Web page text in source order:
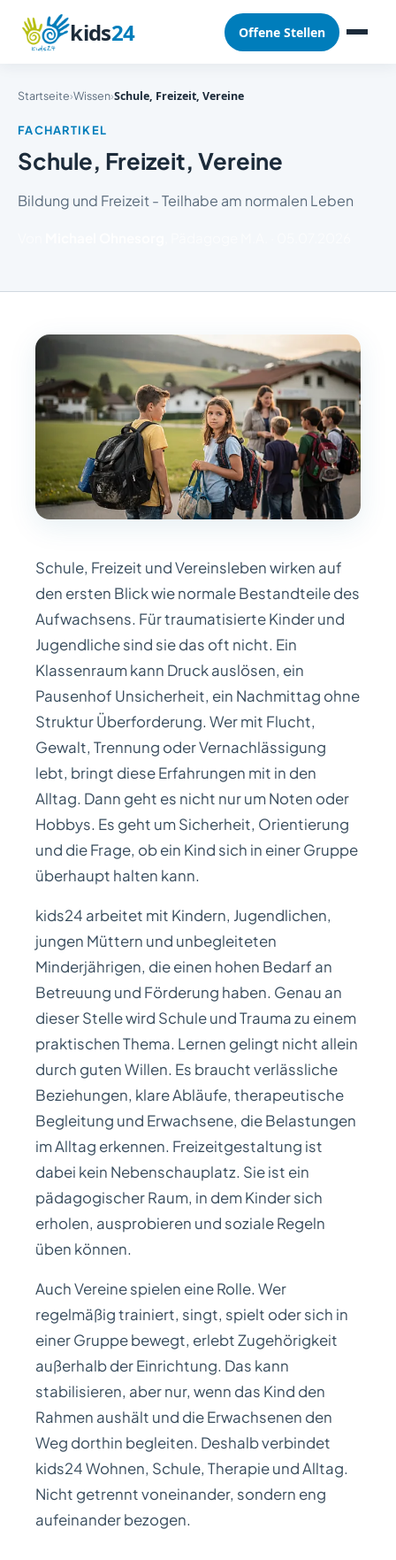
kids24 Offene Stellen
Startseite›Wissen›Schule, Freizeit, Vereine
FACHARTIKEL
Schule, Freizeit, Vereine
Bildung und Freizeit - Teilhabe am normalen Leben
Schule, Freizeit und Vereinsleben wirken auf
den ersten Blick wie normale Bestandteile des
Aufwachsens. Für traumatisierte Kinder und
Jugendliche sind sie das oft nicht. Ein
Klassenraum kann Druck auslösen, ein
Pausenhof Unsicherheit, ein Nachmittag ohne
Struktur Überforderung. Wer mit Flucht,
Gewalt, Trennung oder Vernachlässigung
lebt, bringt diese Erfahrungen mit in den
Alltag. Dann geht es nicht nur um Noten oder
Hobbys. Es geht um Sicherheit, Orientierung
und die Frage, ob ein Kind sich in einer Gruppe
überhaupt halten kann.
kids24 arbeitet mit Kindern, Jugendlichen,
jungen Müttern und unbegleiteten
Minderjährigen, die einen hohen Bedarf an
Betreuung und Förderung haben. Genau an
dieser Stelle wird Schule und Trauma zu einem
praktischen Thema. Lernen gelingt nicht allein
durch guten Willen. Es braucht verlässliche
Beziehungen, klare Abläufe, therapeutische
Begleitung und Erwachsene, die Belastungen
im Alltag erkennen. Freizeitgestaltung ist
dabei kein Nebenschauplatz. Sie ist ein
pädagogischer Raum, in dem Kinder sich
erholen, ausprobieren und soziale Regeln
üben können.
Auch Vereine spielen eine Rolle. Wer
regelmäßig trainiert, singt, spielt oder sich in
einer Gruppe bewegt, erlebt Zugehörigkeit
außerhalb der Einrichtung. Das kann
stabilisieren, aber nur, wenn das Kind den
Rahmen aushält und die Erwachsenen den
Weg dorthin begleiten. Deshalb verbindet
kids24 Wohnen, Schule, Therapie und Alltag.
Nicht getrennt voneinander, sondern eng
aufeinander bezogen.